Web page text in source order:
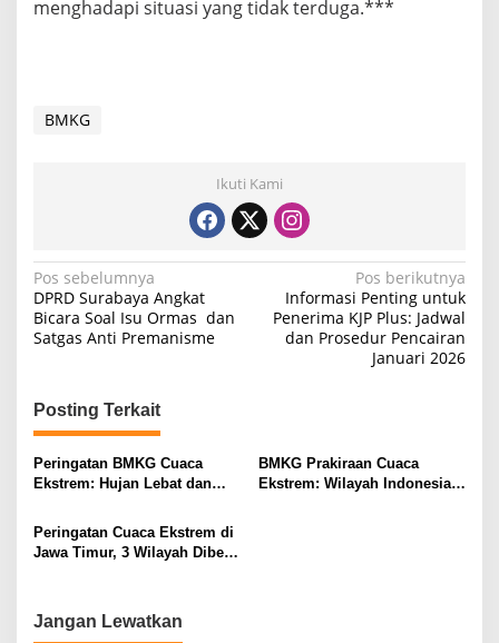
menghadapi situasi yang tidak terduga.***
BMKG
Ikuti Kami
N
a
v
g
a
s
p
o
Pos sebelumnya
DPRD Surabaya Angkat
Bicara Soal Isu Ormas dan
Satgas Anti Premanisme
Pos berikutnya
Informasi Penting untuk
Penerima KJP Plus: Jadwal
dan Prosedur Pencairan
Januari 2026
Posting Terkait
Peringatan BMKG Cuaca
Ekstrem: Hujan Lebat dan
Wilayah Surabaya
BMKG Prakiraan Cuaca
Ekstrem: Wilayah Indonesia
Peringatan Cuaca Ekstrem di
Jawa Timur, 3 Wilayah Diberi
Jangan Lewatkan